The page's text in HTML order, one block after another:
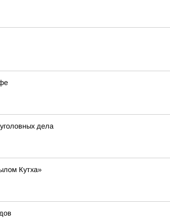
дела
Кутха»